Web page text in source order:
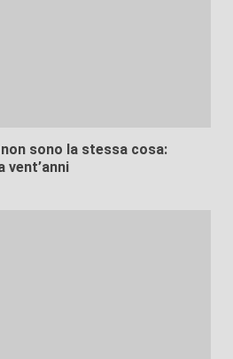
sono la stessa cosa:
vent’anni